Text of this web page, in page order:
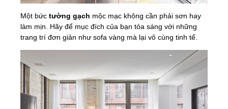
Một bức tường gạch mộc mạc không cần phải sơn hay
làm mịn. Hãy để mục đích của bạn tỏa sáng với những
trang trí đơn giản như sofa vàng mà lại vô cùng tinh tế.